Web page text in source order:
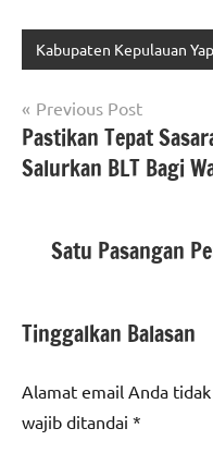
Kabupaten Kepulauan
Navigasi
pos
Previous Post
Pastikan Tepat
Salurkan BLT Bagi
Satu Pasangan
Tinggalkan Balasan
Alamat email Anda tidak
wajib ditandai *